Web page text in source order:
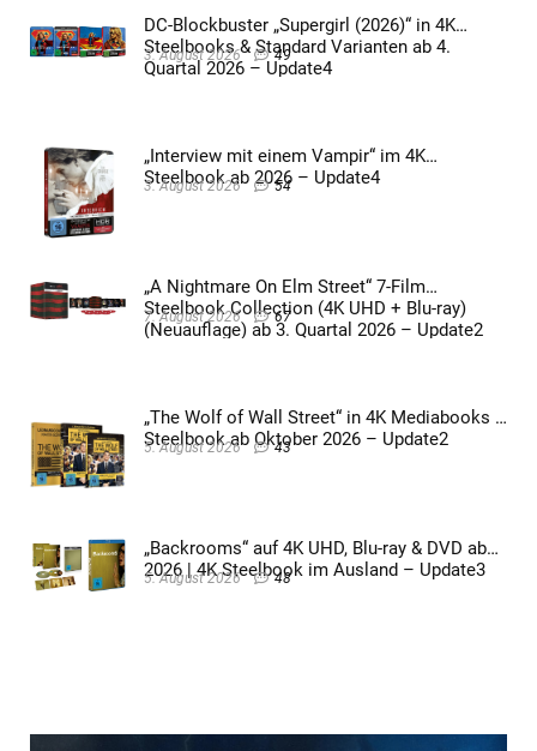
DC-Blockbuster „Supergirl (2026)“ in 4K
Steelbooks & Standard Varianten ab 4.
Quartal 2026 – Update4
3. August 2026 49
„Interview mit einem Vampir“ im 4K
Steelbook ab 2026 – Update4
3. August 2026 54
„A Nightmare On Elm Street“ 7-Film
Steelbook Collection (4K UHD + Blu-ray)
(Neuauflage) ab 3. Quartal 2026 – Update2
7. August 2026 67
„The Wolf of Wall Street“ in 4K Mediabooks &
Steelbook ab Oktober 2026 – Update2
5. August 2026 43
„Backrooms“ auf 4K UHD, Blu-ray & DVD ab
2026 | 4K Steelbook im Ausland – Update3
5. August 2026 48